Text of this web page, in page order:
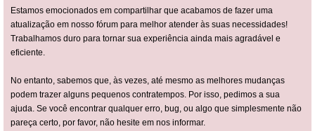
Estamos emocionados em compartilhar que acabamos de fazer uma
atualização em nosso fórum para melhor atender às suas necessidades!
Trabalhamos duro para tornar sua experiência ainda mais agradável e
eficiente.
No entanto, sabemos que, às vezes, até mesmo as melhores mudanças
podem trazer alguns pequenos contratempos. Por isso, pedimos a sua
ajuda. Se você encontrar qualquer erro, bug, ou algo que simplesmente não
pareça certo, por favor, não hesite em nos informar.